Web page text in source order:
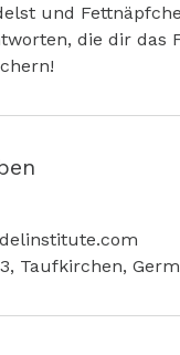
und
die dir
Taufkirchen,